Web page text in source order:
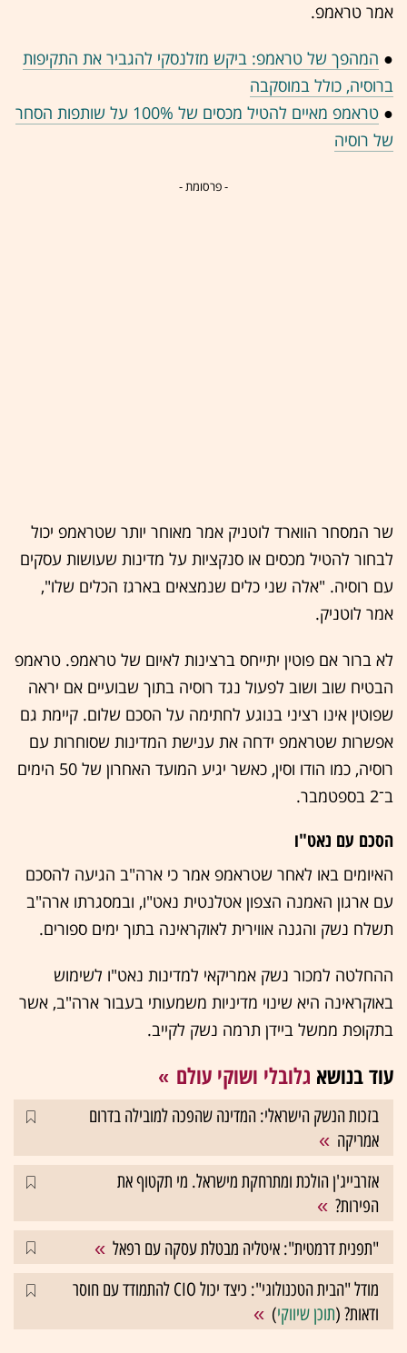
אמר טראמפ.
● המהפך של טראמפ: ביקש מזלנסקי להגביר את התקיפות
ברוסיה, כולל במוסקבה
●
טראמפ מאיים להטיל מכסים של 100% על שותפות הסחר
של רוסיה
- פרסומת -
שר המסחר הווארד לוטניק אמר מאוחר יותר שטראמפ יכול
לבחור להטיל מכסים או סנקציות על מדינות שעושות עסקים
עם רוסיה. "אלה שני כלים שנמצאים בארגז הכלים שלו",
אמר לוטניק.
לא ברור אם פוטין יתייחס ברצינות לאיום של טראמפ. טראמפ
הבטיח שוב ושוב לפעול נגד רוסיה בתוך שבועיים אם יראה
שפוטין אינו רציני בנוגע לחתימה על הסכם שלום. קיימת גם
אפשרות שטראמפ ידחה את ענישת המדינות שסוחרות עם
רוסיה, כמו הודו וסין, כאשר יגיע המועד האחרון של 50 הימים
ב־2 בספטמבר.
הסכם עם נאט"ו
האיומים באו לאחר שטראמפ אמר כי ארה"ב הגיעה להסכם
עם ארגון האמנה הצפון אטלנטית נאט"ו, ובמסגרתו ארה"ב
תשלח נשק והגנה אווירית לאוקראינה בתוך ימים ספורים.
ההחלטה למכור נשק אמריקאי למדינות נאט"ו לשימוש
באוקראינה היא שינוי מדיניות משמעותי בעבור ארה"ב, אשר
בתקופת ממשל ביידן תרמה נשק לקייב.
עוד בנושא גלובלי ושוקי עולם
בזכות הנשק הישראלי: המדינה שהפכה למובילה בדרום
אמריקה
אזרבייג'ן הולכת ומתרחקת מישראל. מי תקטוף את
הפירות?
"תפנית דרמטית": איטליה מבטלת עסקה עם רפאל
מודל "הבית הטכנולוגי": כיצד יכול CIO להתמודד עם חוסר
ודאות? (תוכן שיווקי)